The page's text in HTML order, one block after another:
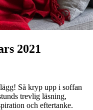
2021
Så kryp upp i soffan
trevlig läsning,
och eftertanke.